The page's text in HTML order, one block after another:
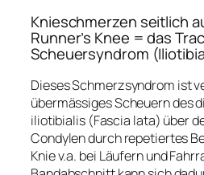
Knieschmerzen seitlich
Runner’s Knee = das
Scheuersyndrom
Dieses Schmerzsyndrom ist
übermässiges Scheuern des
iliotibialis (Fascia lata) über
Condylen durch repetiertes
Knie v.a. bei Läufern und